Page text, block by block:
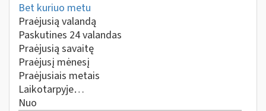
Bet kuriuo metu
Praėjusią valandą
Paskutines 24 valandas
Praėjusią savaitę
Praėjusį mėnesį
Praėjusiais metais
Laikotarpyje…
Nuo